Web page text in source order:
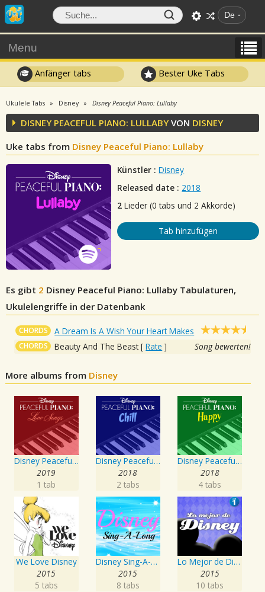
De
Menu
Anfänger tabs Bester Uke Tabs
Ukulele Tabs Disney Disney Peaceful Piano: Lullaby
DISNEY PEACEFUL PIANO: LULLABYVON DISNEY
Uke tabs from Disney Peaceful Piano: Lullaby
Künstler : Disney
Released date : 2018
2 Lieder (0 tabs und 2 Akkorde)
Tab hinzufügen
Es gibt 2 Disney Peaceful Piano: Lullaby Tabulaturen,
Ukulelengriffe in der Datenbank
CHORDS A Dream Is A Wish Your Heart Makes
CHORDS Beauty And The Beast[Rate ] Song bewerten!
More albums from Disney
Disney Peaceful Piano: Love Songs
2019
1 tab
Disney Peaceful Piano: Chill
2018
2 tabs
Disney Peaceful Piano: Happy
2018
4 tabs
We Love Disney
2015
5 tabs
Disney Sing-A-Long
2015
8 tabs
Lo Mejor de Disney en Español Vol. 1
2015
10 tabs